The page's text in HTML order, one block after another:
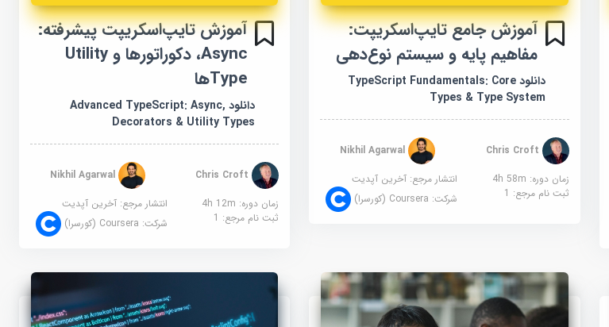
آموزش جامع تایپ‌اسکریپت:
مفاهیم پایه و سیستم نوع‌دهی
دانلود TypeScript Fundamentals: Core
Types & Type System
Nikhil Agarwal
زمان دوره: 4h 58m
انتشار مرجع: آخرین آپدیت
ثبت نام مرجع: 1 شرکت: Coursera (کورسرا)
آموزش تایپ‌اسکریپت پیشرفته:
Async، دکوراتورها و Utility
Typeها
دانلود Advanced TypeScript: Async,
Decorators & Utility Types
Chris Croft
Nikhil Agarwal
زمان دوره: 4h 12m
انتشار مرجع:آخرین آپدیت
ثبت نام مرجع: 1 شرکت: Coursera (کورسرا)